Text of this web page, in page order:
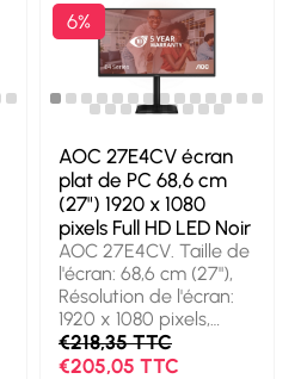
ms, Format d'image:
16:9, Angle de vision
horizontal: 178°, Angle
de vision vertical: 178°.
Haut-parleurs intégrés.
intégré, Version du
concentrateur USB: 3.2
Gen 2 (3.1 Gen 2).
Montage VESA,
Réglage de la hauteur.
Couleur du produit:
Noir
6%
AOC 27E4CV écran
plat de PC 68,6 cm
(27") 1920 x 1080
pixels Full HD LED Noir
AOC 27E4CV. Taille de
l'écran: 68,6 cm (27"),
Résolution de l'écran:
1920 x 1080 pixels,
Type HD: Full HD,
Technologie
€218,35 TTC
€205,05 TTC